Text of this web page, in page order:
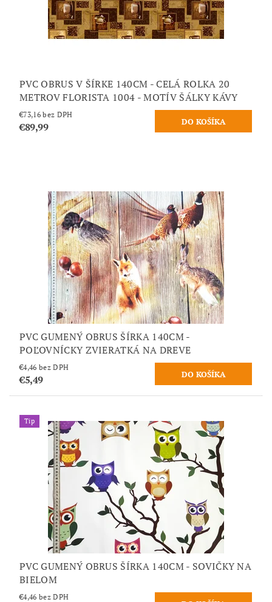
PVC OBRUS V ŠÍRKE 140CM - CELÁ ROLKA 20
METROV FLORISTA 1004 - MOTÍV ŠÁLKY KÁVY
€73,16 bez DPH
€89,99
PVC GUMENÝ OBRUS ŠÍRKA 140CM -
POĽOVNÍCKY ZVIERATKÁ NA DREVE
€4,46 bez DPH
€5,49
Tip
PVC GUMENÝ OBRUS ŠÍRKA 140CM - SOVIČKY NA
BIELOM
€4,46 bez DPH